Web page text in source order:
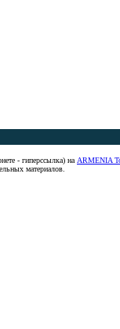
- гиперссылка) на ARMENIA
материалов.